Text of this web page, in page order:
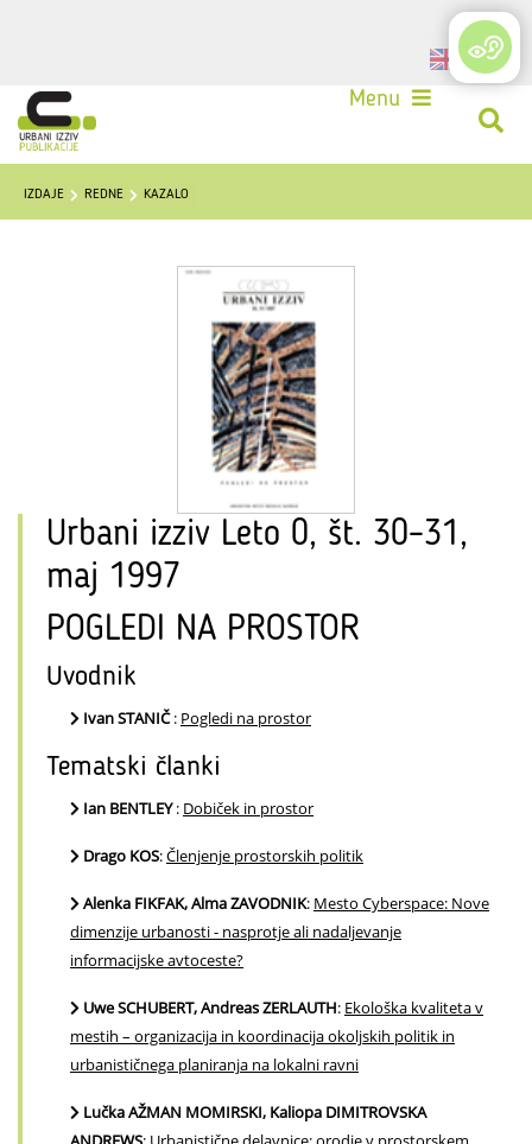
Login
Menu
IZDAJE REDNE KAZALO
Urbani izziv Leto 0, št. 30–31,
maj 1997
POGLEDI NA PROSTOR
Uvodnik
Ivan STANIČ: Pogledi na prostor
Tematski članki
Ian BENTLEY: Dobiček in prostor
Drago KOS:Členjenje prostorskih politik
Alenka FIKFAK, Alma ZAVODNIK: Mesto Cyberspace: Nove
dimenzije urbanosti - nasprotje ali nadaljevanje
informacijske avtoceste?
Uwe SCHUBERT, Andreas ZERLAUTH: Ekološka kvaliteta v
mestih – organizacija in koordinacija okoljskih politik in
urbanističnega planiranja na lokalni ravni
Lučka AŽMAN MOMIRSKI, Kaliopa DIMITROVSKA